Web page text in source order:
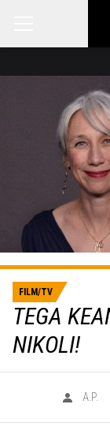
FILM/TV
TEGA
NIKOLI!
A.P.